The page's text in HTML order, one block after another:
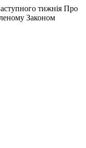
тижнія Про
Законом